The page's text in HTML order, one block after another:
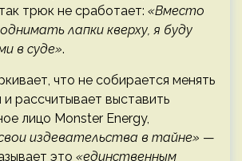
трюк не сработает: «Вместо
лапки кверху, я буду
в суде».
что не собирается менять
и рассчитывает выставить
лицо Monster Energy,
издевательства в тайне» —
это «единственным